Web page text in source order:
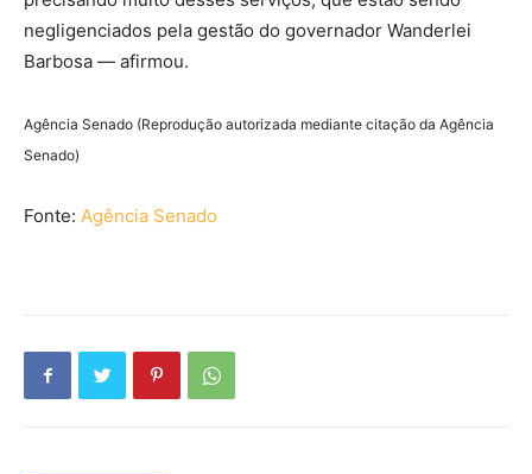
negligenciados pela gestão do governador Wanderlei
Barbosa — afirmou.
Agência Senado (Reprodução autorizada mediante citação da Agência
Senado)
Fonte: Agência Senado